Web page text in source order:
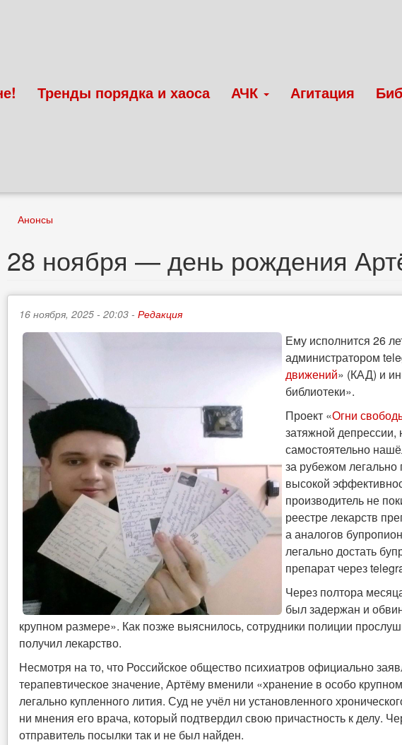
Тренды порядка и хаоса АЧК Агитация
Анонсы
28 ноября — день рождения
16 ноября, 2025 - 20:03 - Редакция
Ему исполнится 26
администратором
движений» (КАД) и
библиотеки».
Проект «Огни
затяжной
самостоятельно
за рубежом легально
высокой
производитель не
реестре лекарств
а аналогов
легально достать
препарат через
Через полтора
был задержан и
крупном размере». Как позже выяснилось, сотрудники полиции
получил лекарство.
Несмотря на то, что Российское общество психиатров официально
терапевтическое значение, Артёму вменили «хранение в особо
легально купленного лития. Суд не учёл ни установленного
ни мнения его врача, который подтвердил свою причастность к делу.
отправитель посылки так и не был найден.